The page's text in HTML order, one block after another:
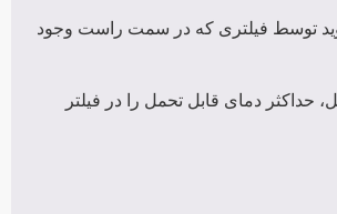
توسط فیلتری که در سمت راست وجود
دمای قابل تحمل را در فیلتر